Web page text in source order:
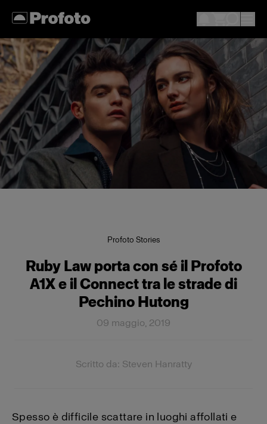
Profoto Stories
Ruby Law porta con sé il Profoto
A1X e il Connect tra le strade di
Pechino Hutong
09 maggio, 2019
Scritto da: Steven Hanratty
Spesso è difficile scattare in luoghi affollati e